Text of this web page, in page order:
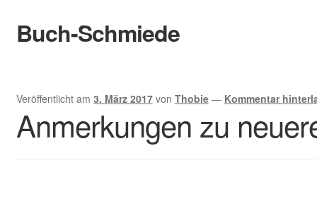
Zur
Navigation
Zum
Inhalt
Buch-Schmiede
Cookie-Richtlinie (EU)
Datenschutzerklärung
Veröffentlicht am 3. März 2017 von Thobie — Kommentar
Anmerkungen zu